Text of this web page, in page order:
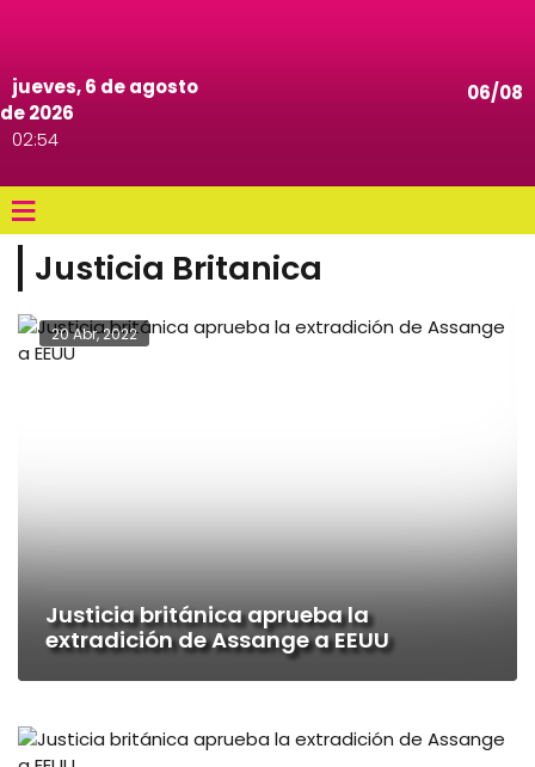
jueves, 6 de agosto
de 2026
02:54
06/08
≡
Justicia Britanica
20 Abr, 2022
Justicia británica aprueba la
extradición de Assange a EEUU